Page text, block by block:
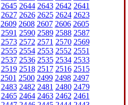
2645 2644 2643 2642 2641
2627 2626 2625 2624 2623
2609 2608 2607 2606 2605
2591 2590 2589 2588 2587
2573 2572 2571 2570 2569
2555 2554 2553 2552 2551
2537 2536 2535 2534 2533
2519 2518 2517 2516 2515
2501 2500 2499 2498 2497
2483 2482 2481 2480 2479
2465 2464 2463 2462 2461